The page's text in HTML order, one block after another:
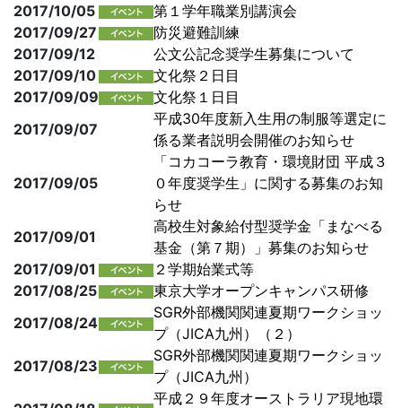
2017/10/05
第１学年職業別講演会
2017/09/27
防災避難訓練
2017/09/12
公文公記念奨学生募集について
2017/09/10
文化祭２日目
2017/09/09
文化祭１日目
2017/09/07
平成30年度新入生用の制服等選定に
係る業者説明会開催のお知らせ
2017/09/05
「コカコーラ教育・環境財団 平成３
０年度奨学生」に関する募集のお知
らせ
2017/09/01
高校生対象給付型奨学金「まなべる
基金（第７期）」募集のお知らせ
2017/09/01
２学期始業式等
2017/08/25
東京大学オープンキャンパス研修
2017/08/24
SGR外部機関関連夏期ワークショッ
プ（JICA九州）（２）
2017/08/23
SGR外部機関関連夏期ワークショッ
プ（JICA九州）
平成２９年度オーストラリア現地環